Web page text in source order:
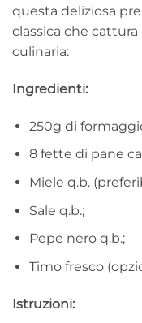
questa deliziosa
classica che cattura
culinaria:
Ingredienti:
250g di
8 fette di pane
Miele q.b.
Sale q.b.;
Pepe nero q.b.;
Timo fresco
Istruzioni: